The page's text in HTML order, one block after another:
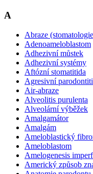
A
Abraze
Adenoameloblastom
Adhezivní můstek
Adhezivní systémy
Aftózní stomatitida
Agresivní
Air-abraze
Alveolitis purulenta
Alveolární výběžek
Amalgamátor
Amalgám
Ameloblastický
Ameloblastom
Amelogenesis
Americký způsob